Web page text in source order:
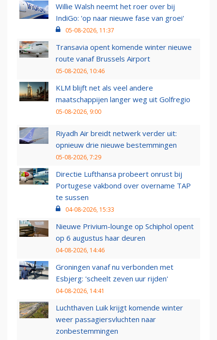
Willie Walsh neemt het roer over bij
IndiGo: 'op naar nieuwe fase van groei'
05-08-2026, 11:37
Transavia opent komende winter nieuwe
route vanaf Brussels Airport
05-08-2026, 10:46
KLM blijft net als veel andere
maatschappijen langer weg uit Golfregio
05-08-2026, 9:00
Riyadh Air breidt netwerk verder uit:
opnieuw drie nieuwe bestemmingen
05-08-2026, 7:29
Directie Lufthansa probeert onrust bij
Portugese vakbond over overname TAP
te sussen
04-08-2026, 15:33
Nieuwe Privium-lounge op Schiphol opent
op 6 augustus haar deuren
04-08-2026, 14:46
Groningen vanaf nu verbonden met
Esbjerg: 'scheelt zeven uur rijden'
04-08-2026, 14:41
Luchthaven Luik krijgt komende winter
weer passagiersvluchten naar
zonbestemmingen